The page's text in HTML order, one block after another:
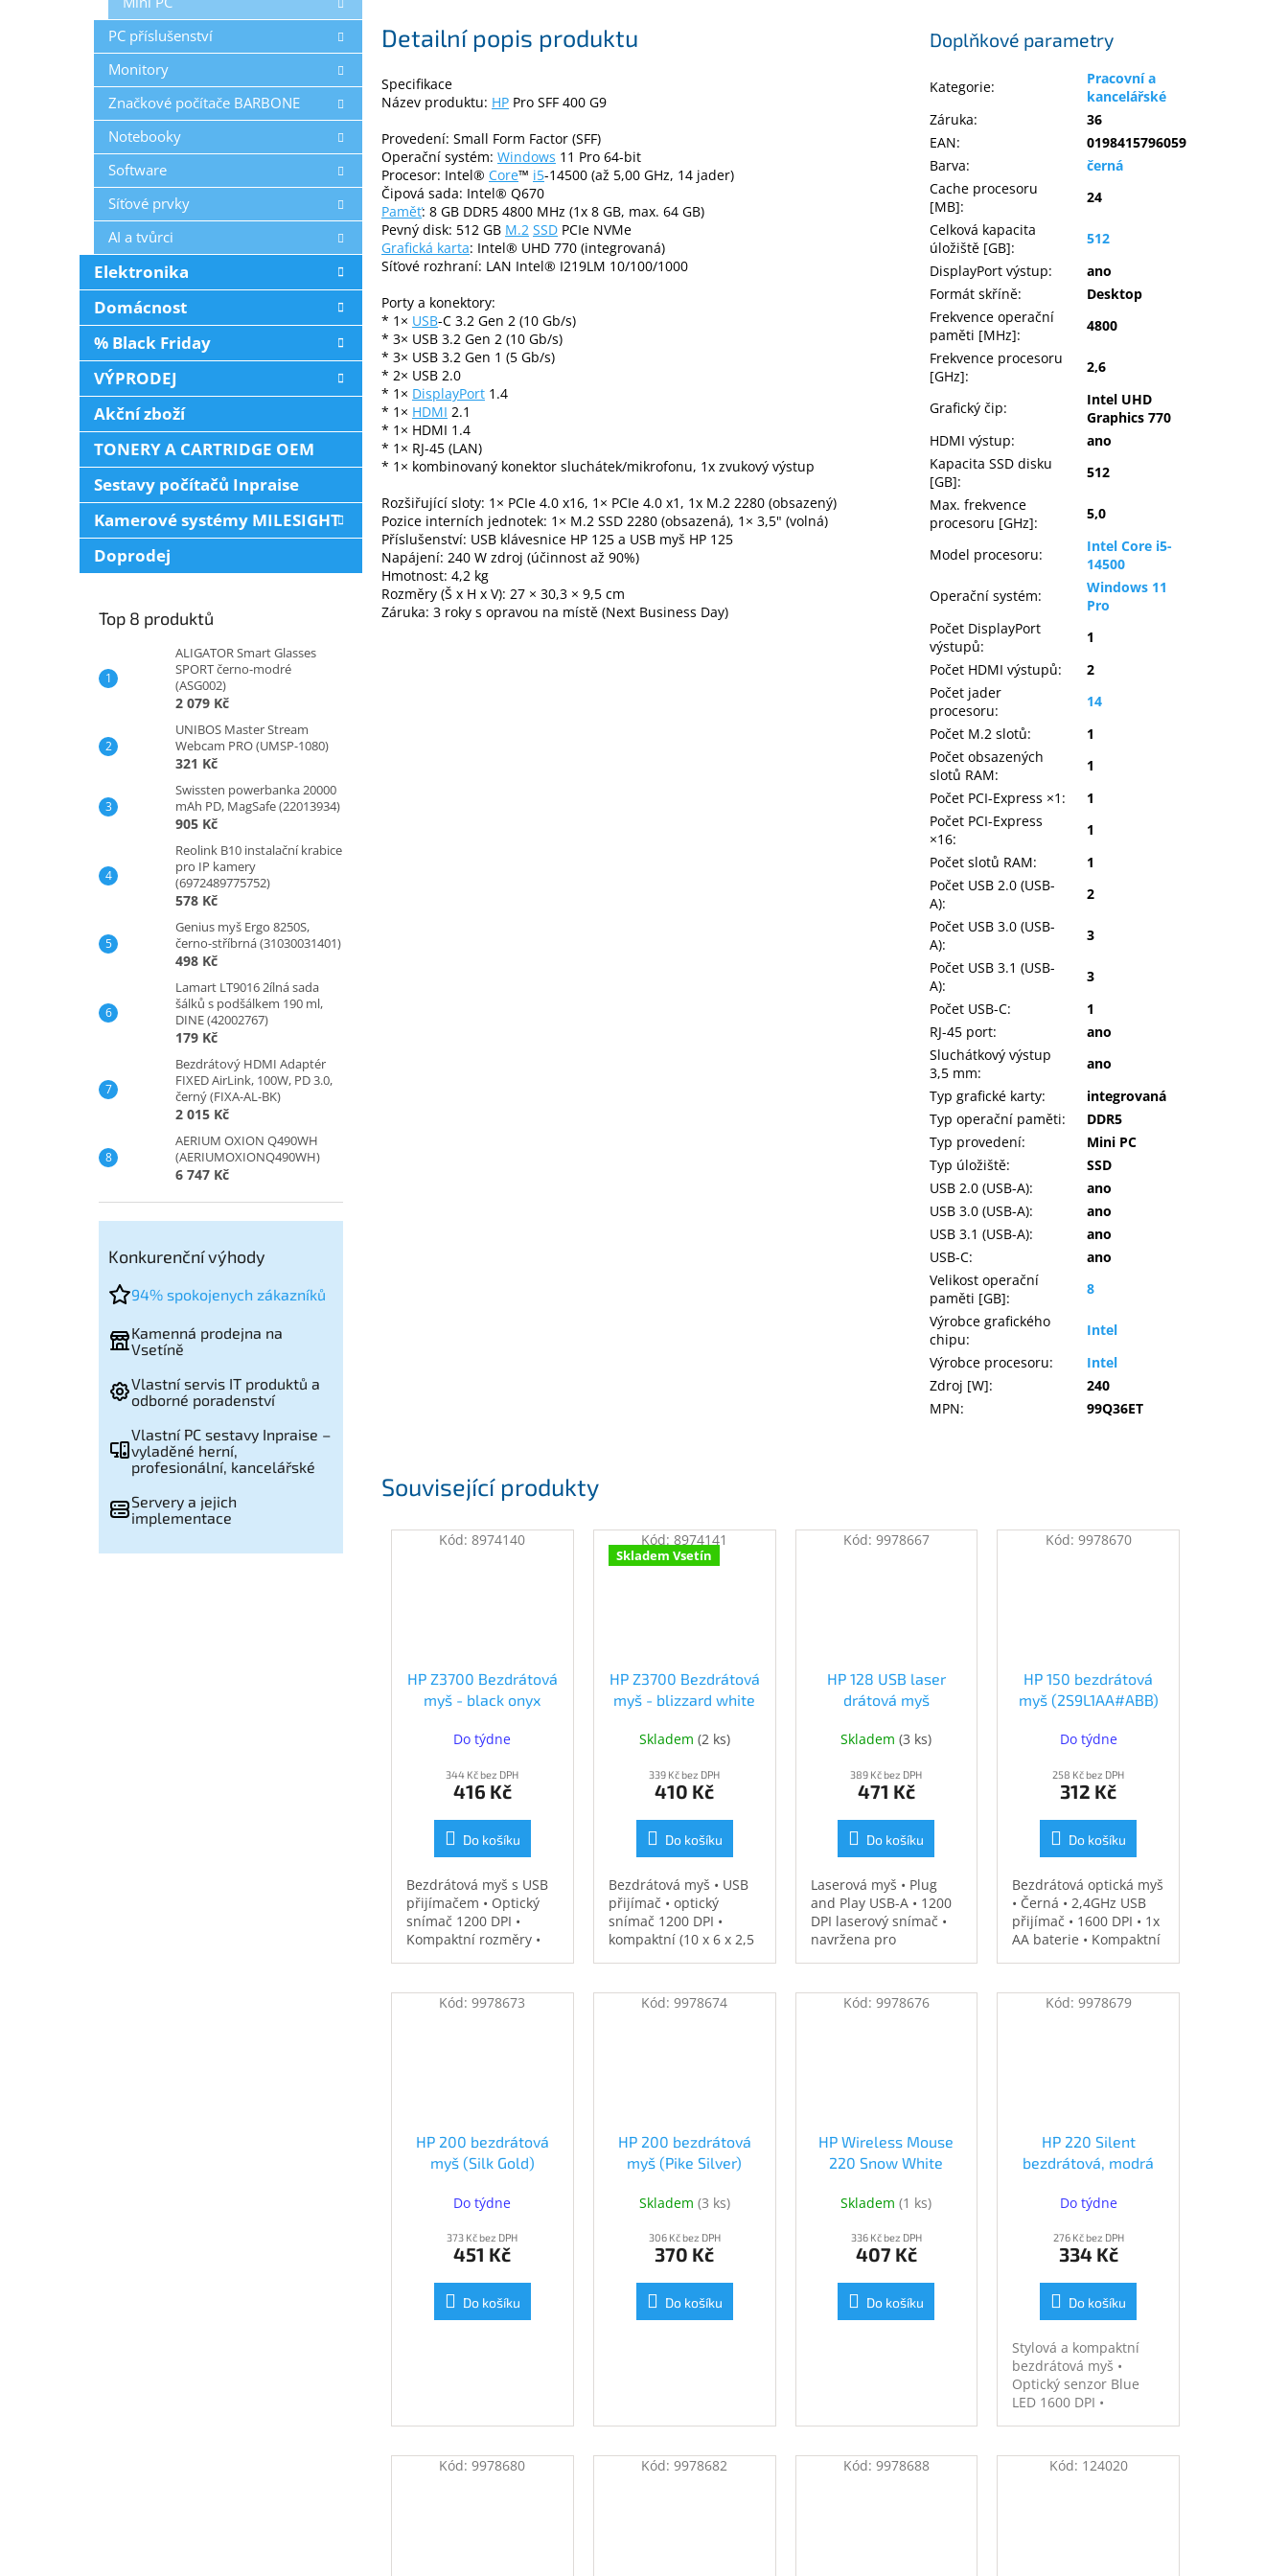
PC příslušenství
Monitory
Značkové počítače BARBONE
Notebooky
Software
Síťové prvky
AI a tvůrci
Elektronika
Domácnost
% Black Friday
VÝPRODEJ
Akční zboží
TONERY A CARTRIDGE OEM
Sestavy počítačů Inpraise
Kamerové systémy MILESIGHT
Doprodej
Top 8 produktů
ALIGATOR Smart Glasses
SPORT černo-modré
(ASG002)
2 079 Kč
UNIBOS Master Stream
Webcam PRO (UMSP-1080)
321 Kč
Swissten powerbanka 20000
mAh PD, MagSafe (22013934)
905 Kč
Reolink B10 instalační krabice
pro IP kamery
(6972489775752)
578 Kč
Genius myš Ergo 8250S,
černo-stříbrná (31030031401)
498 Kč
Lamart LT9016 2ílná sada
šálků s podšálkem 190 ml,
DINE (42002767)
179 Kč
Bezdrátový HDMI Adaptér
FIXED AirLink, 100W, PD 3.0,
černý (FIXA-AL-BK)
2 015 Kč
AERIUM OXION Q490WH
(AERIUMOXIONQ490WH)
6 747 Kč
Konkurenční výhody
94% spokojenych zákazníků
Kamenná prodejna na
Vsetíně
Vlastní servis IT produktů a
odborné poradenství
Vlastní PC sestavy Inpraise –
vyladěné herní,
profesionální, kancelářské
Servery a jejich
implementace
Související produkty
HP Z3700 Bezdrátová
myš - black onyx
Do týdne
344 Kč bez DPH
416 Kč
Do košíku
Bezdrátová myš s USB
přijímačem • Optický
snímač 1200 DPI •
Kompaktní rozměry •
Kód:8974140
Skladem Vsetín
HP Z3700 Bezdrátová
myš - blizzard white
(V0L80AA)
Skladem (2 ks)
339 Kč bez DPH
410 Kč
Do košíku
Bezdrátová myš • USB
přijímač • optický
snímač 1200 DPI •
kompaktní (10 x 6 x 2,5
Kód:8974141
HP 128 USB laser
drátová myš
Skladem(3 ks)
389 Kč bez DPH
471 Kč
Do košíku
Laserová myš • Plug
and Play USB-A • 1200
DPI laserový snímač •
navržena pro
kurzoru • zodpovědně
vyrobena • černá
Kód: 9978667
HP 150 bezdrátová
myš (2S9L1AA#ABB)
Do týdne
258 Kč bez DPH
312 Kč
Do košíku
Bezdrátová optická myš
• Černá • 2,4GHz USB
přijímač • 1600 DPI • 1x
AA baterie • Kompaktní
záruka
Kód: 9978670
HP 200 bezdrátová
myš (Silk Gold)
Do týdne
373 Kč bez DPH
451 Kč
Do košíku
Kód:9978673
HP 200 bezdrátová
myš (Pike Silver)
Skladem (3 ks)
306 Kč bez DPH
370 Kč
Do košíku
Kód:9978674
HP Wireless Mouse
220 Snow White
Skladem(1 ks)
336 Kč bez DPH
407 Kč
Do košíku
Kód: 9978676
HP 220 Silent
bezdrátová, modrá
Do týdne
276 Kč bez DPH
334 Kč
Do košíku
Stylová a kompaktní
bezdrátová myš •
Optický senzor Blue
LED 1600 DPI •
× 5,7 × 3,9 cm •
Hmotnost 80 g •
Kód: 9978679
Kód:9978680 Kód:9978682 Kód: 9978688 Kód: 124020
Detailní popis produktu
Specifikace
Název produktu: HP Pro SFF 400 G9
Provedení: Small Form Factor (SFF)
Operační systém: Windows 11 Pro 64-bit
Procesor: Intel® Core™ i5-14500 (až 5,00 GHz, 14 jader)
Čipová sada: Intel® Q670
Paměť: 8 GB DDR5 4800 MHz (1x 8 GB, max. 64 GB)
Pevný disk: 512 GB M.2 SSD PCIe NVMe
Grafická karta: Intel® UHD 770 (integrovaná)
Síťové rozhraní: LAN Intel® I219LM 10/100/1000
Porty a konektory:
* 1× USB-C 3.2 Gen 2 (10 Gb/s)
* 3× USB 3.2 Gen 2 (10 Gb/s)
* 3× USB 3.2 Gen 1 (5 Gb/s)
* 2× USB 2.0
* 1× DisplayPort 1.4
* 1× HDMI 2.1
* 1× HDMI 1.4
* 1× RJ-45 (LAN)
* 1× kombinovaný konektor sluchátek/mikrofonu, 1x zvukový výstup
Rozšiřující sloty: 1× PCIe 4.0 x16, 1× PCIe 4.0 x1, 1x M.2 2280 (obsazený)
Pozice interních jednotek: 1× M.2 SSD 2280 (obsazená), 1× 3,5" (volná)
Příslušenství: USB klávesnice HP 125 a USB myš HP 125
Napájení: 240 W zdroj (účinnost až 90%)
Hmotnost: 4,2 kg
Rozměry (Š x H x V): 27 × 30,3 × 9,5 cm
Záruka: 3 roky s opravou na místě (Next Business Day)
Doplňkové parametry
Kategorie:
Pracovní a
kancelářské
Záruka:
36
EAN:
0198415796059
Barva:
černá
Cache procesoru
[MB]:
24
Celková kapacita
úložiště [GB]:
512
DisplayPort výstup:
ano
Formát skříně:
Desktop
Frekvence operační
paměti [MHz]:
4800
Frekvence procesoru
[GHz]:
2,6
Grafický čip:
Intel UHD
Graphics 770
HDMI výstup:
ano
Kapacita SSD disku
[GB]:
512
Max. frekvence
procesoru [GHz]:
5,0
Model procesoru:
Intel Core i5-
14500
Operační systém:
Windows 11
Pro
Počet DisplayPort
výstupů:
1
Počet HDMI výstupů:
2
Počet jader
procesoru:
14
Počet M.2 slotů:
1
Počet obsazených
slotů RAM:
1
Počet PCI-Express ×1 :
1
Počet PCI-Express
×16:
1
Počet slotů RAM:
1
Počet USB 2.0 (USB-
A):
2
Počet USB 3.0 (USB-
A):
3
Počet USB 3.1 (USB-
A):
3
Počet USB-C:
1
RJ-45 port:
ano
Sluchátkový výstup
3,5 mm:
ano
Typ grafické karty:
integrovaná
Typ operační paměti:
DDR5
Typ provedení:
Mini PC
Typ úložiště:
SSD
USB 2.0 (USB-A):
ano
USB 3.0 (USB-A):
ano
USB 3.1 (USB-A):
ano
USB-C:
ano
Velikost operační
paměti [GB]:
8
Výrobce grafického
chipu:
Intel
Výrobce procesoru:
Intel
Zdroj [W]:
240
MPN: 99Q36ET